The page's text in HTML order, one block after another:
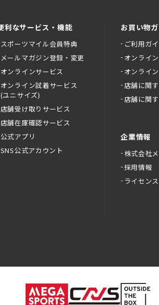
利なサービス・機能
スポーツマイル会員特典
メールマガジン登録・変更
オンラインサービス
オンライン試着サービス
(ユニサイズ)
店舗受け取りサービス
店舗在庫確認サービス
公式アプリ
SNS公式アカウント
お買い物
ご利用ガ
オンライ
オンライ
店舗に関
店舗に関
企業情報
株式会社
採用情報
ライセン